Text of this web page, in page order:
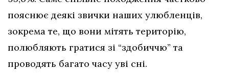
пояснює деякі звички наших улюбленців,
зокрема те, що вони мітять територію,
полюбляють гратися зі “здобиччю” та
проводять багато часу уві сні.